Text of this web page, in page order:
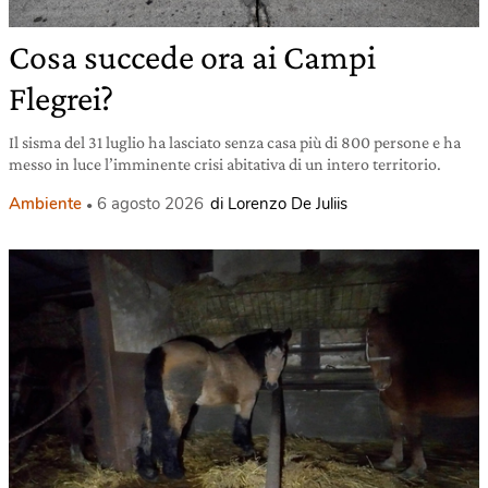
Cosa succede ora ai Campi
Flegrei?
Il sisma del 31 luglio ha lasciato senza casa più di 800 persone e ha
messo in luce l’imminente crisi abitativa di un intero territorio.
Ambiente 6 agosto 2026 di Lorenzo De Juliis